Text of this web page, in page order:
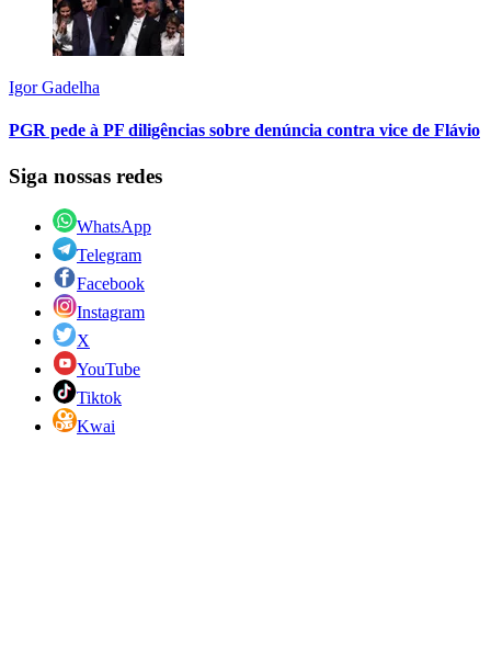
Igor Gadelha
PGR pede à PF diligências sobre denúncia contra vice de Flávio
Siga nossas redes
WhatsApp
Telegram
Facebook
Instagram
X
YouTube
Tiktok
Kwai